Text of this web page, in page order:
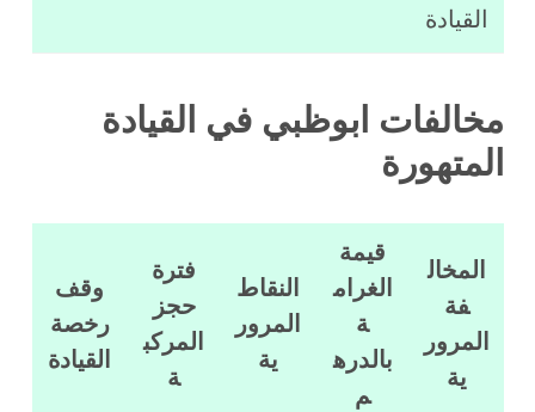
القيادة
مخالفات ابوظبي في القيادة
المتهورة
المخال
فة
المرور
ية
قيمة
الغرام
ة
بالدره
م
النقاط
المرور
ية
فترة
حجز
المركب
ة
وقف
رخصة
القيادة